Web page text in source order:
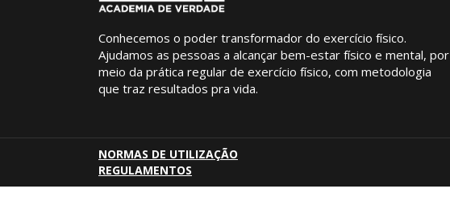
Conhecemos o poder transformador do exercício físico.
Ajudamos as pessoas a alcançar bem-estar físico e mental, por
meio da prática regular de exercício físico, com metodologia
que traz resultados pra vida.
NORMAS DE UTILIZAÇÃO
REGULAMENTOS